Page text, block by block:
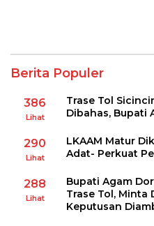
Berita Populer
386
Lihat
Trase Tol
Dibahas, Bupati
290
Lihat
LKAAM Matur
Adat- Perkuat
288
Lihat
Bupati Agam
Trase Tol, Minta
Keputusan